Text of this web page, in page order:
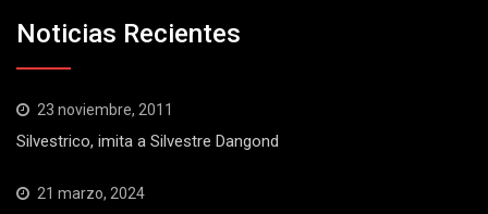
Noticias Recientes
23 noviembre, 2011
Silvestrico, imita a Silvestre Dangond
21 marzo, 2024